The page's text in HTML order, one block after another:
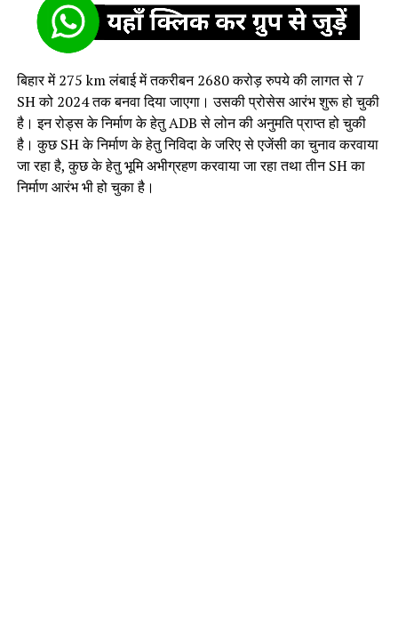
बिहार में 275 km लंबाई में तकरीबन 2680 करोड़ रुपये की लागत से 7
SH को 2024 तक बनवा दिया जाएगा। उसकी प्रोसेस आरंभ शुरू हो चुकी
है। इन रोड्स के निर्माण के हेतु ADB से लोन की अनुमति प्राप्त हो चुकी
है। कुछ SH के निर्माण के हेतु निविदा के जरिए से एजेंसी का चुनाव करवाया
जा रहा है, कुछ के हेतु भूमि अभीग्रहण करवाया जा रहा तथा तीन SH का
निर्माण आरंभ भी हो चुका है।